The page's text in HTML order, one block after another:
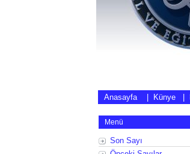
Anasayfa| Künye
Menü
Son Sayı